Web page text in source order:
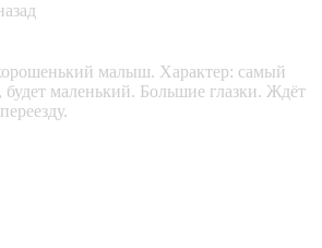
малыш. Характер: самый
маленький. Большие глазки. Ждёт